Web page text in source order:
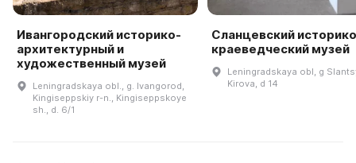
Ивангородский историко-
архитектурный и
художественный музей
Leningradskaya obl., g. Ivangorod,
Kingiseppskiy r-n., Kingiseppskoye
sh., d. 6/1
Сланцевский
краеведческий музей
Leningradskaya obl, g
Kirova, d 14